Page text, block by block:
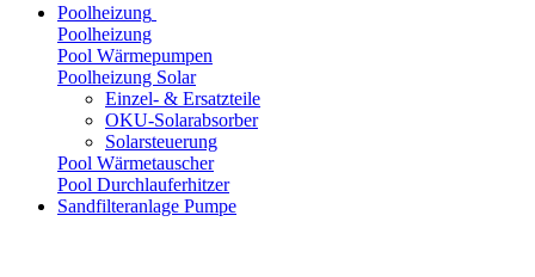
Poolheizung
Poolheizung
Pool Wärmepumpen
Poolheizung Solar
Einzel- & Ersatzteile
OKU-Solarabsorber
Solarsteuerung
Pool Wärmetauscher
Pool Durchlauferhitzer
Sandfilteranlage Pumpe